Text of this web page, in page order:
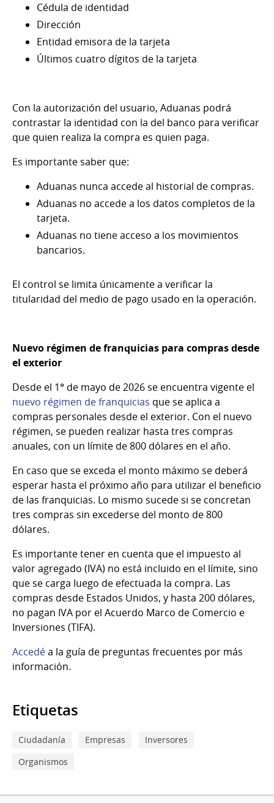
Cédula de identidad
Dirección
Entidad emisora de la tarjeta
Últimos cuatro dígitos de la tarjeta
Con la autorización del usuario, Aduanas podrá
contrastar la identidad con la del banco para verificar
que quien realiza la compra es quien paga.
Es importante saber que:
Aduanas nunca accede al historial de compras.
Aduanas no accede a los datos completos de la
tarjeta.
Aduanas no tiene acceso a los movimientos
bancarios.
El control se limita únicamente a verificar la
titularidad del medio de pago usado en la operación.
Nuevo régimen de franquicias para compras desde
el exterior
Desde el 1° de mayo de 2026 se encuentra vigente el
nuevo régimen de franquicias que se aplica a
compras personales desde el exterior. Con el nuevo
régimen, se pueden realizar hasta tres compras
anuales, con un límite de 800 dólares en el año.
En caso que se exceda el monto máximo se deberá
esperar hasta el próximo año para utilizar el beneficio
de las franquicias. Lo mismo sucede si se concretan
tres compras sin excederse del monto de 800
dólares.
Es importante tener en cuenta que el impuesto al
valor agregado (IVA) no está incluido en el límite, sino
que se carga luego de efectuada la compra. Las
compras desde Estados Unidos, y hasta 200 dólares,
no pagan IVA por el Acuerdo Marco de Comercio e
Inversiones (TIFA).
Accedéa la guía de preguntas frecuentes por más
información.
Etiquetas
Ciudadanía Empresas
Inversores
Organismos